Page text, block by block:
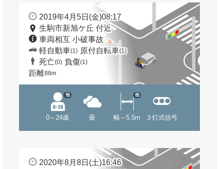
2019年4月5日(金)08:17
生駒市新旭ケ丘 付近
車両相互 小破事故
軽自動車(1) 原付自転車(1)
死亡(0) 負傷(1)
距離88m
0～24歳
他
曇 幅～5.5m
他
３灯式信号
2020年8月8日(土)16:46